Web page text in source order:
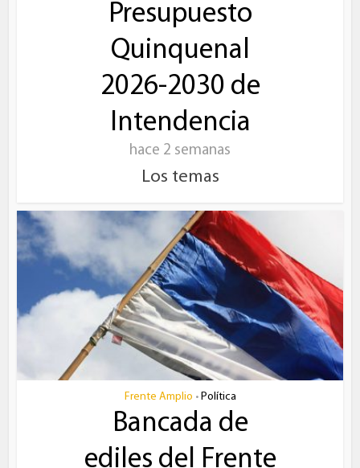
Presupuesto
Quinquenal
2026-2030 de
Intendencia
hace 2 semanas
Los temas
Frente Amplio • Política
Bancada de
ediles del Frente